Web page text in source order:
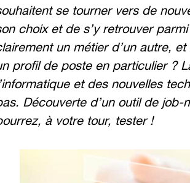
se tourner vers de
choix et de s’y retrouver
un métier d’un autre,
profil de poste en particulier ?
et des nouvelles
Découverte d’un outil de
à votre tour, tester !